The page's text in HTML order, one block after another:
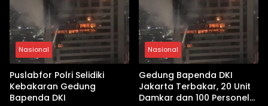
Nasional
Puslabfor Polri Selidiki
Kebakaran Gedung
Bapenda DKI
Nasional
Gedung Bapenda DKI
Jakarta Terbakar, 20 Unit
Damkar dan 100 Personel